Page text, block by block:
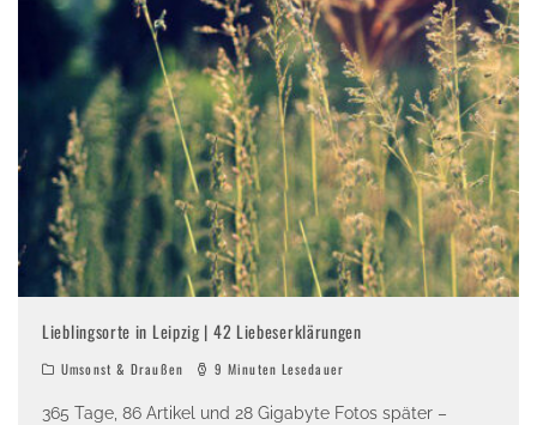
Lieblingsorte in Leipzig | 42 Liebeserklärungen
Umsonst & Draußen 9 Minuten Lesedauer
365 Tage, 86 Artikel und 28 Gigabyte Fotos später –